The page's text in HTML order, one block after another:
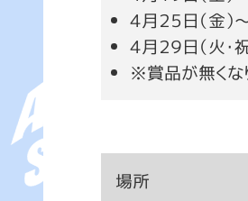
４月２５日（金）
４月２９日（火・
※賞品が無くな
場所